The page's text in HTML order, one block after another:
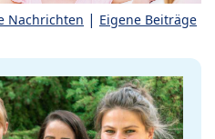
Nachrichten | Eigene Beiträge